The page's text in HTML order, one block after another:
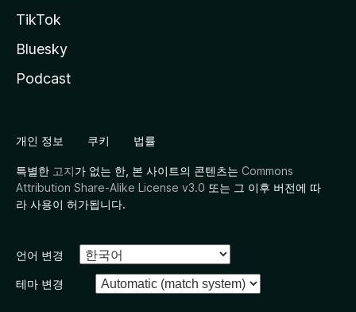
TikTok
Bluesky
Podcast
개인 정보 쿠키 법률
특별한 고지가 없는 한, 본 사이트의 콘텐츠는 Commons
Attribution Share-Alike License v3.0 또는 그 이후 버전에 따
라 사용이 허가됩니다.
언어 변경
테마 변경